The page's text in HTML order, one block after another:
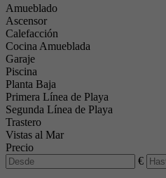
Amueblado
Ascensor
Calefacción
Cocina Amueblada
Garaje
Piscina
Planta Baja
Primera Línea de Playa
Segunda Línea de Playa
Trastero
Vistas al Mar
Precio
€